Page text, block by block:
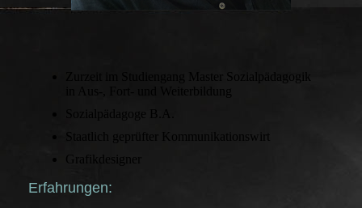
Zurzeit im Studiengang Master Sozialpädagogik
Sozialpädagoge B.A.
Staatlich geprüfter Kommunikationswirt
Grafikdesigner
Erfahrungen: